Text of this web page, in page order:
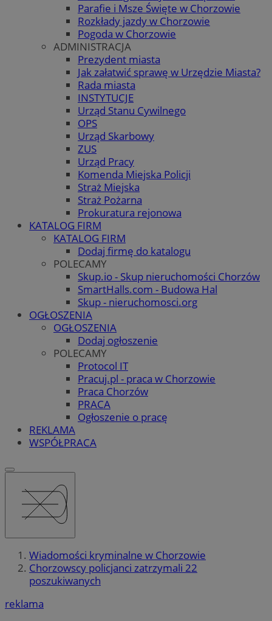
Parafie i Msze Święte w Chorzowie
Rozkłady jazdy w Chorzowie
Pogoda w Chorzowie
ADMINISTRACJA
Prezydent miasta
Jak załatwić sprawę w Urzędzie Miasta?
Rada miasta
INSTYTUCJE
Urząd Stanu Cywilnego
OPS
Urząd Skarbowy
ZUS
Urząd Pracy
Komenda Miejska Policji
Straż Miejska
Straż Pożarna
Prokuratura rejonowa
KATALOG FIRM
KATALOG FIRM
Dodaj firmę do katalogu
POLECAMY
Skup.io - Skup nieruchomości Chorzów
SmartHalls.com - Budowa Hal
Skup - nieruchomosci.org
OGŁOSZENIA
OGŁOSZENIA
Dodaj ogłoszenie
POLECAMY
Protocol IT
Pracuj.pl - praca w Chorzowie
Praca Chorzów
PRACA
Ogłoszenie o pracę
REKLAMA
WSPÓŁPRACA
Wiadomości kryminalne w Chorzowie
Chorzowscy policjanci zatrzymali 22
poszukiwanych
reklama